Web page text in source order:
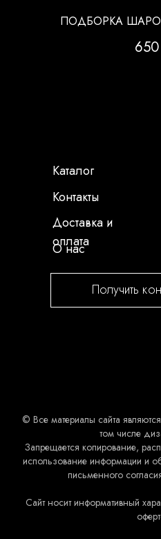
ПОДБОРКА
650
Каталог
Контакты
Доставка и
оплата
О нас
Получить
© Все материалы сайта
том числе
Запрещается копирование,
использование информации и
письменного
Сайт носит информативный